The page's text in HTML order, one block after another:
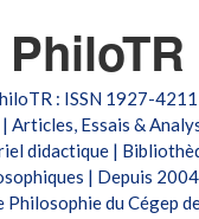
PhiloTR
: ISSN 1927-
Articles, Essais &
didactique |
| Depuis
Philosophie du Cégep